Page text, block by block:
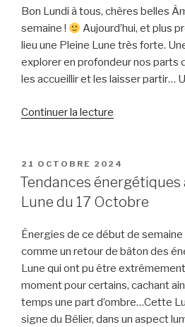
21
Octobre
2025 »
Bon Lundi à tous, chères belles
semaine !
Aujourd’hui, et plus
lieu une Pleine Lune très forte.
explorer en profondeur nos parts
les accueillir et les laisser partir…
Continuer la lecture
du
12
Mai
être
à
l’écoute
de
sa
vérité »
PUBLIÉ
LE
21 OCTOBRE 2024
Tendances énergétiques
Lune du 17 Octobre
Énergies de ce début de semaine
comme un retour de bâton des
Lune qui ont pu être
moment pour certains, cachant
temps une part d’ombre…Cette
signe du Bélier, dans un aspect